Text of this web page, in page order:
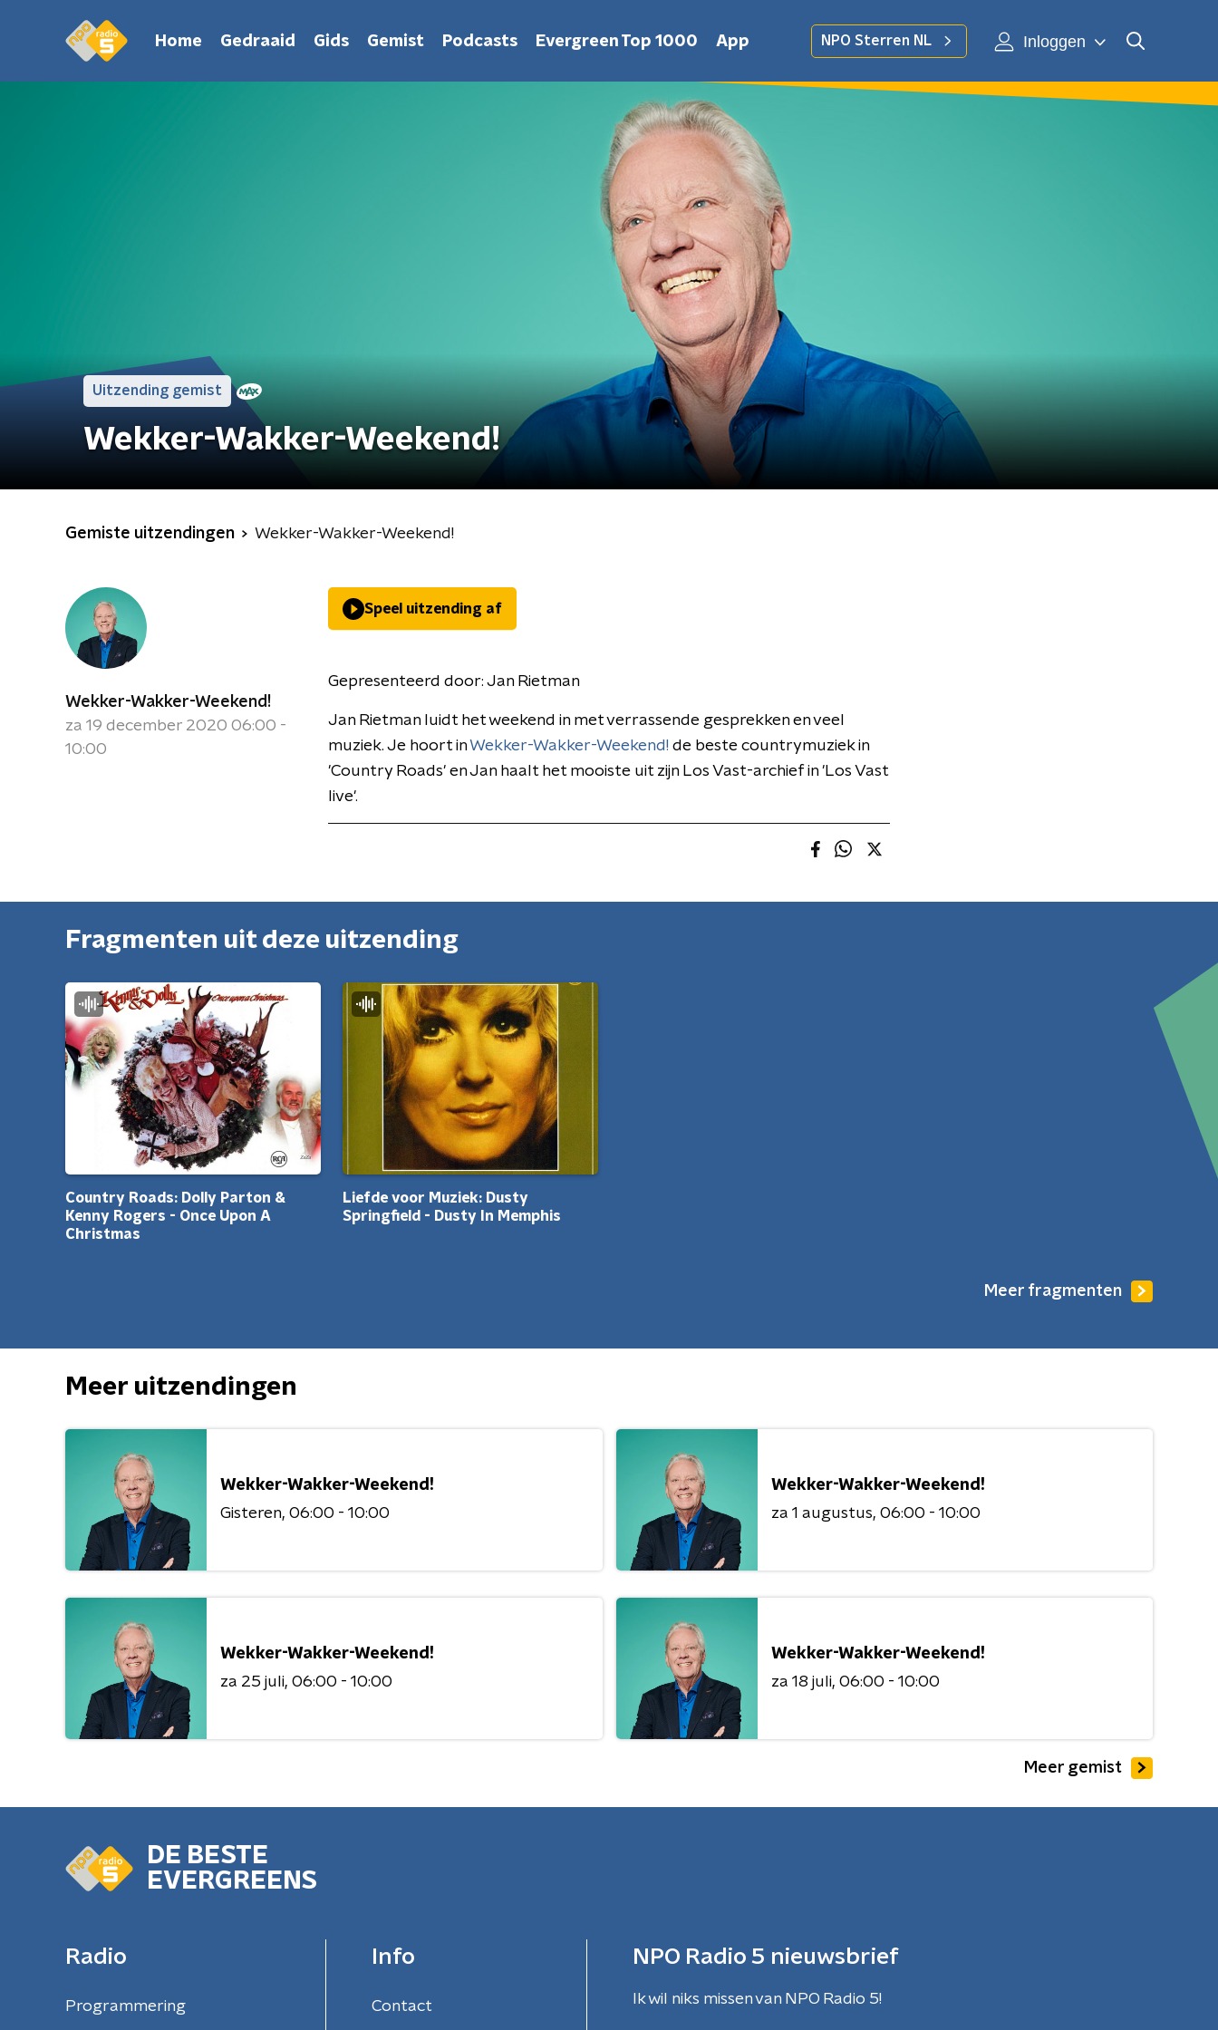
Home Gedraaid Gids Gemist Podcasts Evergreen Top 1000 App NPO Sterren NL Inloggen
Uitzending gemist
Wekker-Wakker-Weekend!
Gemiste uitzendingen Wekker-Wakker-Weekend!
Wekker-Wakker-Weekend!
za 19 december 2020 06:00 -
10:00
Speel uitzending af
Gepresenteerd door: Jan Rietman
Jan Rietman luidt het weekend in met verrassende gesprekken en veel
muziek. Je hoort inWekker-Wakker-Weekend! de beste countrymuziek in
'Country Roads' en Jan haalt het mooiste uit zijn Los Vast-archief in 'Los Vast
live'.
Fragmenten uit deze uitzending
Country Roads: Dolly Parton &
Kenny Rogers - Once Upon A
Christmas
Liefde voor Muziek: Dusty
Springfield - Dusty In Memphis
Meer fragmenten
Meer uitzendingen
Wekker-Wakker-Weekend!
Gisteren 06:00 - 10:00
Wekker-Wakker-Weekend!
za 1 augustus 06:00 - 10:00
Wekker-Wakker-Weekend!
za 25 juli 06:00 - 10:00
Wekker-Wakker-Weekend!
za 18 juli 06:00 - 10:00
Meer gemist
DE BESTE
EVERGREENS
Radio
Programmering
Info
Contact
NPO Radio 5 nieuwsbrief
Ik wil niks missen van NPO Radio 5!